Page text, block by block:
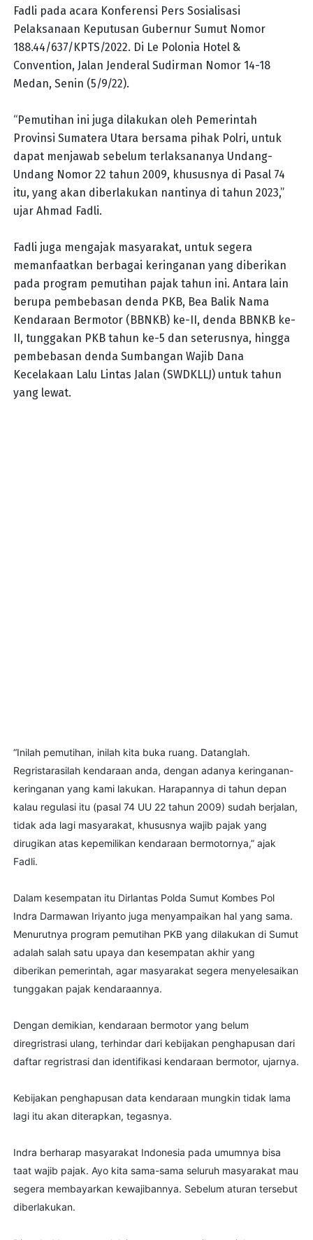
Fadli pada acara Konferensi Pers Sosialisasi
Pelaksanaan Keputusan Gubernur Sumut Nomor
188.44/637/KPTS/2022. Di Le Polonia Hotel &
Convention, Jalan Jenderal Sudirman Nomor 14-18
Medan, Senin (5/9/22).
“Pemutihan ini juga dilakukan oleh Pemerintah
Provinsi Sumatera Utara bersama pihak Polri, untuk
dapat menjawab sebelum terlaksananya Undang-
Undang Nomor 22 tahun 2009, khususnya di Pasal 74
itu, yang akan diberlakukan nantinya di tahun 2023,”
ujar Ahmad Fadli.
Fadli juga mengajak masyarakat, untuk segera
memanfaatkan berbagai keringanan yang diberikan
pada program pemutihan pajak tahun ini. Antara lain
berupa pembebasan denda PKB, Bea Balik Nama
Kendaraan Bermotor (BBNKB) ke-II, denda BBNKB ke-
II, tunggakan PKB tahun ke-5 dan seterusnya, hingga
pembebasan denda Sumbangan Wajib Dana
Kecelakaan Lalu Lintas Jalan (SWDKLLJ) untuk tahun
yang lewat.
“Inilah pemutihan, inilah kita buka ruang. Datanglah.
Regristarasilah kendaraan anda, dengan adanya keringanan-
keringanan yang kami lakukan. Harapannya di tahun depan
kalau regulasi itu (pasal 74 UU 22 tahun 2009) sudah berjalan,
tidak ada lagi masyarakat, khususnya wajib pajak yang
dirugikan atas kepemilikan kendaraan bermotornya,” ajak
Fadli.
Dalam kesempatan itu Dirlantas Polda Sumut Kombes Pol
Indra Darmawan Iriyanto juga menyampaikan hal yang sama.
Menurutnya program pemutihan PKB yang dilakukan di Sumut
adalah salah satu upaya dan kesempatan akhir yang
diberikan pemerintah, agar masyarakat segera menyelesaikan
tunggakan pajak kendaraannya.
Dengan demikian, kendaraan bermotor yang belum
diregristrasi ulang, terhindar dari kebijakan penghapusan dari
daftar regristrasi dan identifikasi kendaraan bermotor, ujarnya.
Kebijakan penghapusan data kendaraan mungkin tidak lama
lagi itu akan diterapkan, tegasnya.
Indra berharap masyarakat Indonesia pada umumnya bisa
taat wajib pajak. Ayo kita sama-sama seluruh masyarakat mau
segera membayarkan kewajibannya. Sebelum aturan tersebut
diberlakukan.